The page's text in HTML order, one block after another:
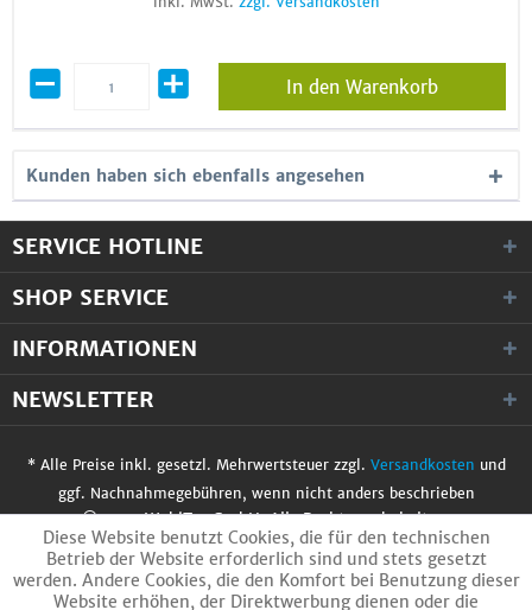
In den Warenkorb
Kunden haben sich ebenfalls angesehen
SERVICE HOTLINE
SHOP SERVICE
INFORMATIONEN
NEWSLETTER
* Alle Preise inkl. gesetzl. Mehrwertsteuer zzgl. Versandkosten und
ggf. Nachnahmegebühren, wenn nicht anders beschrieben
© 2017 WobiTec GmbH. Alle Rechte vorbehalten.
Diese Website benutzt Cookies, die für den technischen
Betrieb der Website erforderlich sind und stets gesetzt
werden. Andere Cookies, die den Komfort bei Benutzung dieser
Website erhöhen, der Direktwerbung dienen oder die